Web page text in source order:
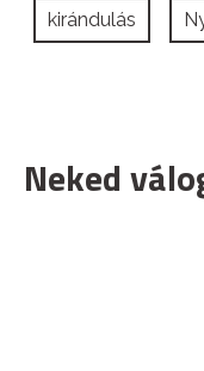
kirándulás
Neked